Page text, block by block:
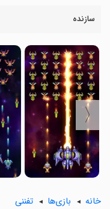
سازنده
〈
خانه بازی‌ها تفننی